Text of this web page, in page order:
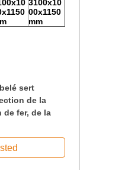
3100x10
00x1150
mm
sert
de la
de fer, de la